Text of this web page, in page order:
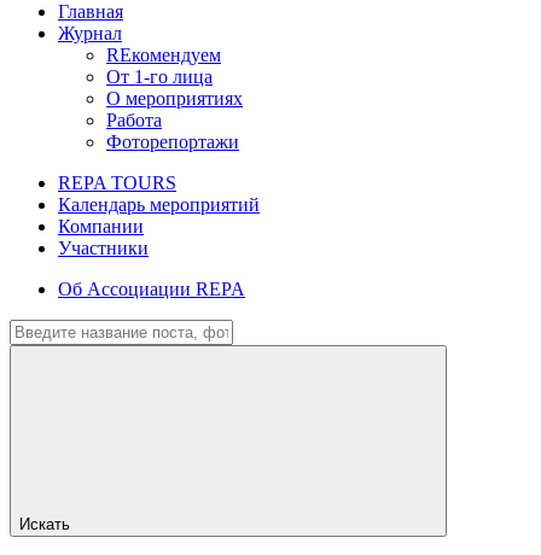
Главная
Журнал
REкомендуем
От 1-го лица
О мероприятиях
Работа
Фоторепортажи
REPA TOURS
Календарь мероприятий
Компании
Участники
Об Ассоциации REPA
Искать